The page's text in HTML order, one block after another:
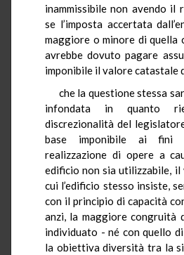
inammissibile non avendo il
se l’imposta accertata
maggiore o minore di quella
avrebbe dovuto pagare
imponibile il valore catastale
che la questione stessa
infondata in quanto
discrezionalità del
base imponibile ai fini
realizzazione di opere a
edificio non sia utilizzabile, il
cui l’edificio stesso insiste,
con il principio di capacità
anzi, la maggiore congruità
individuato - né con quello
la obiettiva diversità tra la